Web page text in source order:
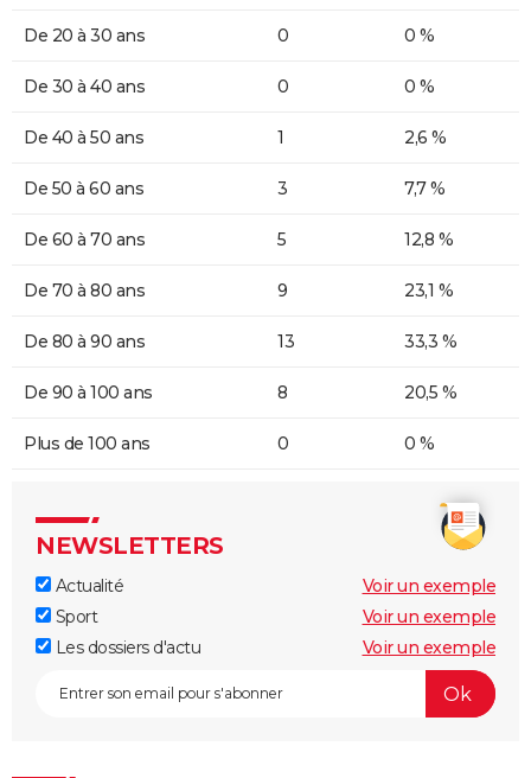
De 20 à 30 ans 0 0 %
De 30 à 40 ans 0 0 %
De 40 à 50 ans 1 2,6 %
De 50 à 60 ans 3 7,7 %
De 60 à 70 ans 5 12,8 %
De 70 à 80 ans 9 23,1 %
De 80 à 90 ans 13 33,3 %
De 90 à 100 ans 8 20,5 %
Plus de 100 ans 0 0 %
NEWSLETTERS
Actualité
Voir un exemple
Sport
Voir un exemple
Les dossiers d'actu
Voir un exemple